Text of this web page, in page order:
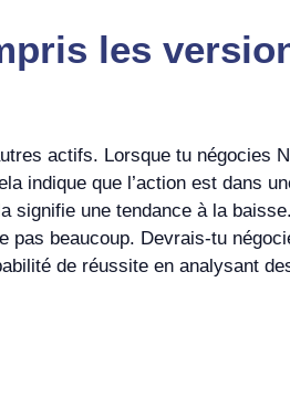
les
actifs. Lorsque tu négocies
indique que l’action est dans
signifie une tendance à la
beaucoup. Devrais-tu
de réussite en analysant